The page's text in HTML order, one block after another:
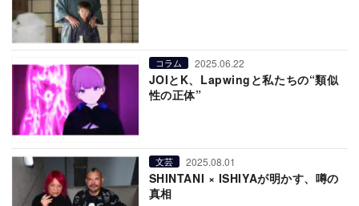
コラム 2025.06.22
JOIとK、Lapwingと私たちの“類似
性の正体”
文芸 2025.08.01
SHINTANI × ISHIYAが明かす、噂の
真相